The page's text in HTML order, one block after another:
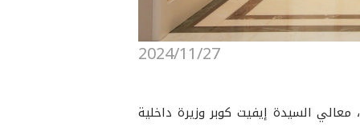
2024/11/27
فخامة السيد نيجيرفان بارزاني رئيس إقليم كوردستان، مساء اليوم (الأربعاء، 27 تشرين الثاني 2024)، معالي السيدة إيفيت كوبر وزيرة داخلية